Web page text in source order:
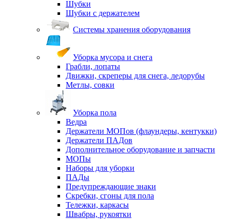
Шубки
Шубки с держателем
Системы хранения оборудования
Уборка мусора и снега
Грабли, лопаты
Движки, скреперы для снега, ледорубы
Метлы, совки
Уборка пола
Ведра
Держатели МОПов (флаундеры, кентукки)
Держатели ПАДов
Дополнительное оборудование и запчасти
МОПы
Наборы для уборки
ПАДы
Предупреждающие знаки
Скребки, сгоны для пола
Тележки, каркасы
Швабры, рукоятки